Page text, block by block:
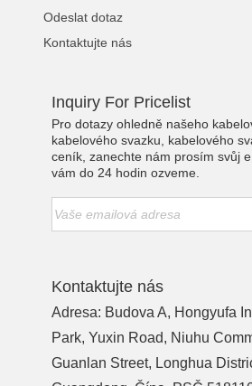
Odeslat dotaz
Kontaktujte nás
Inquiry For Pricelist
Pro dotazy ohledně našeho
kabelového svazku, kabelového
ceník, zanechte nám prosím svůj
vám do 24 hodin ozveme.
Kontaktujte nás
Adresa: Budova A, Hongyufa
Park, Yuxin Road, Niuhu
Guanlan Street, Longhua